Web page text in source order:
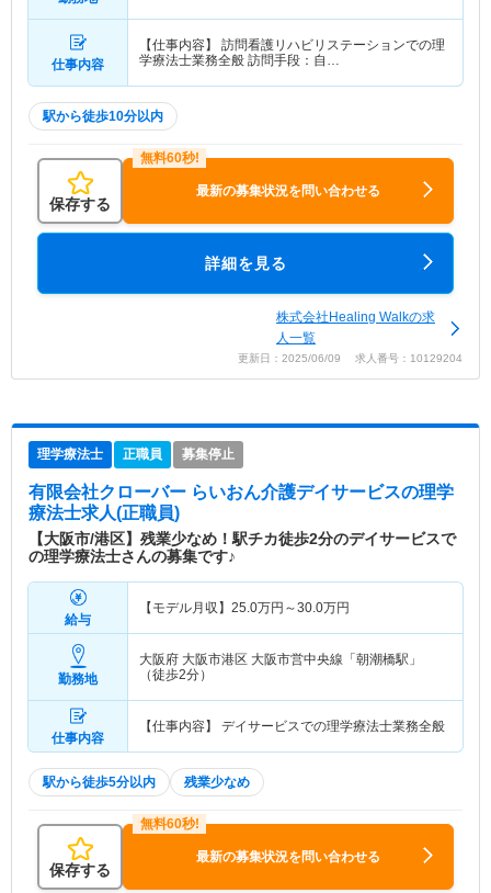
仕事内容
【仕事内容】 訪問看護リハビリステーションでの理
学療法士業務全般 訪問手段：自…
駅から徒歩10分以内
保存する
最新の募集状況を問い合わせる
詳細を見る
株式会社Healing Walkの求
人一覧
更新日：2025/06/09 求人番号：10129204
理学療法士 正職員 募集停止
有限会社クローバー らいおん介護デイサービスの理学
療法士求人(正職員)
【大阪市/港区】残業少なめ！駅チカ徒歩2分のデイサービスで
の理学療法士さんの募集です♪
給与
【モデル月収】 25.0万円～30.0万円
勤務地
大阪府 大阪市港区 大阪市営中央線「朝潮橋駅」
（徒歩2分）
仕事内容
【仕事内容】 デイサービスでの理学療法士業務全般
駅から徒歩5分以内 残業少なめ
保存する
最新の募集状況を問い合わせる